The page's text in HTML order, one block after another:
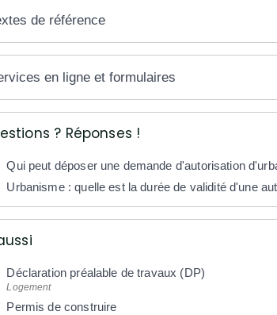
de référence
en ligne et formulaires
? Réponses !
Qui peut déposer une demande d'autorisation
Urbanisme : quelle est la durée de validité d'une
Déclaration préalable de travaux (DP)
Logement
Permis de construire